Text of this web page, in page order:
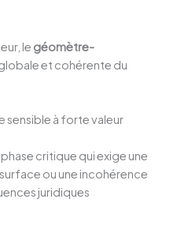
le géomètre-
et cohérente du
sensible à forte valeur
critique qui exige une
ou une incohérence
juridiques